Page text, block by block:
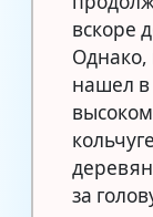
вскоре
Однако,
нашел в
за